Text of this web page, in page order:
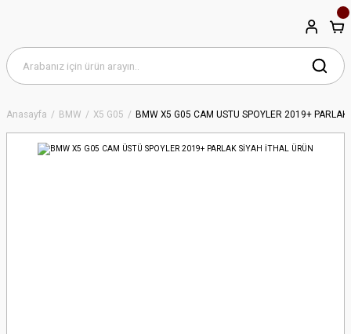
Anasayfa BMW X5 G05 BMW X5 G05 CAM ÜSTÜ SPOYLER 2019+ PARLAK